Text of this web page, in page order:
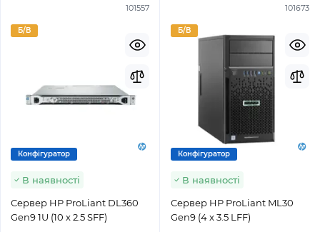
101557
Б/В
Конфігуратор
В наявності
Сервер HP ProLiant DL360
Gen9 1U (10 x 2.5 SFF)
101673
Б/В
Конфігуратор
В наявності
Сервер HP ProLiant ML30
Gen9 (4 x 3.5 LFF)